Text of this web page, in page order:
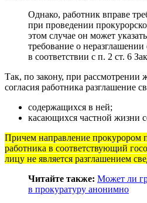
Однако, работник вправе
при проведении
этом случае он может
требование о неразглашении
в соответствии с п. 2 ст. 6
Так, по закону, при рассмотрении
согласия работника разглашение
содержащихся в ней;
касающихся частной жизни
Причем направление прокурором
работника в соответствующий
лицу не является разглашением
Читайте также: Может ли
в прокуратуру анонимно